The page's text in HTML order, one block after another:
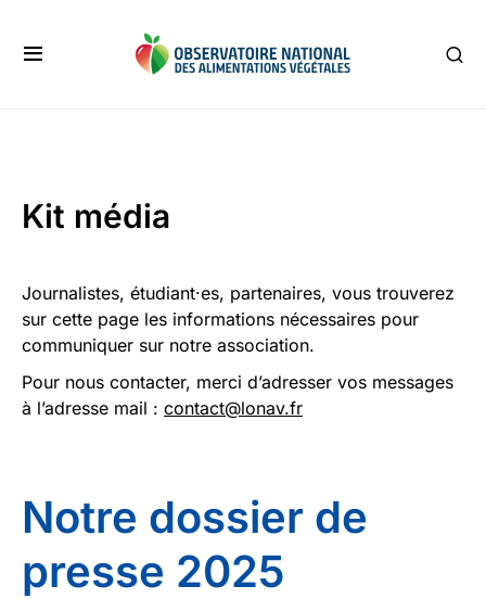
Kit média
Journalistes, étudiant·es, partenaires, vous trouverez
sur cette page les informations nécessaires pour
communiquer sur notre association.
Pour nous contacter, merci d’adresser vos messages
à l’adresse mail : contact@lonav.fr
Notre dossier de
presse 2025